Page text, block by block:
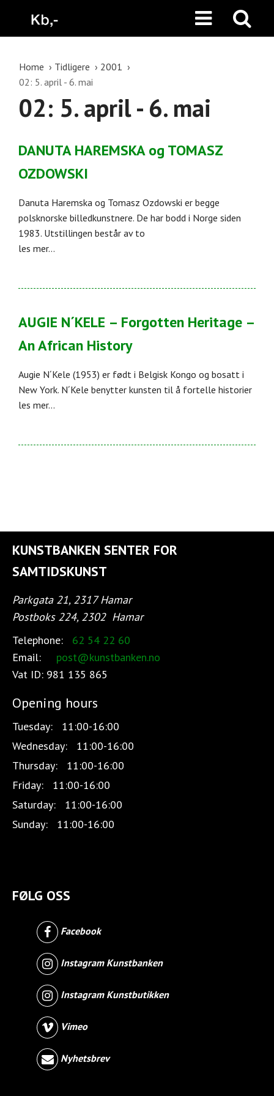
Home Tidligere
2001
02: 5. april - 6. mai
02: 5. april - 6. mai
DANUTA HAREMSKA og TOMASZ
OZDOWSKI
Danuta Haremska og Tomasz Ozdowski er begge
polsknorske billedkunstnere. De har bodd i Norge siden
1983. Utstillingen består av to
les mer...
AUGIE N´KELE – Forgotten Heritage –
An African History
Augie N´Kele (1953) er født i Belgisk Kongo og bosatt i
New York. N´Kele benytter kunsten til å fortelle historier
les mer...
KUNSTBANKEN SENTER FOR
SAMTIDSKUNST
Parkgata 21, 2317 Hamar
Postboks 224, 2302 Hamar
Telephone:
62 54 22 60
Email:
post@kunstbanken.no
Vat ID: 981 135 865
Opening hours
Tuesday:
11:00-16:00
Wednesday:
11:00-16:00
Thursday:
11:00-16:00
Friday:
11:00-16:00
Saturday:
11:00-16:00
Sunday:
11:00-16:00
FØLG OSS
Facebook
Instagram Kunstbanken
Instagram Kunstbutikken
Vimeo
Nyhetsbrev